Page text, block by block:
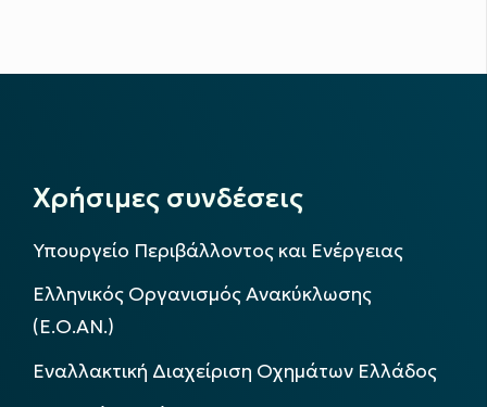
Χρήσιμες συνδέσεις
Υπουργείο Περιβάλλοντος και Ενέργειας
Ελληνικός Οργανισμός Ανακύκλωσης
(Ε.Ο.ΑΝ.)
Εναλλακτική Διαχείριση Οχημάτων Ελλάδος